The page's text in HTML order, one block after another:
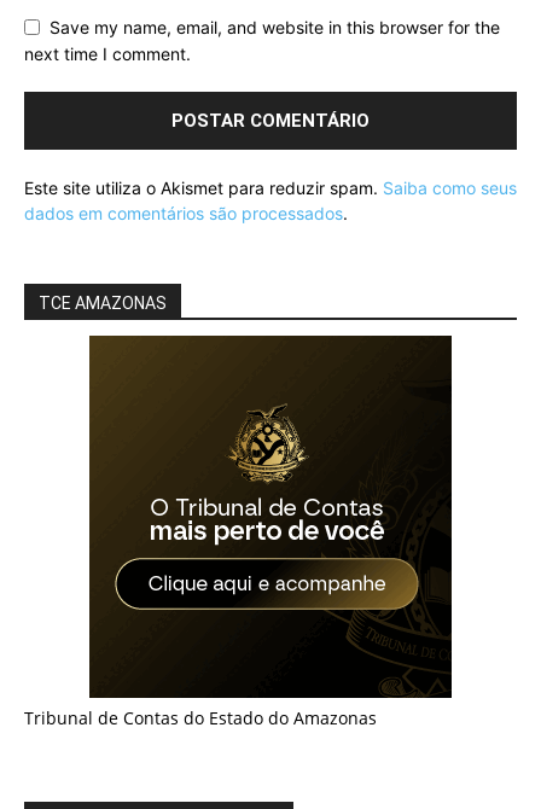
Save my name, email, and website in this browser for the
next time I comment.
Este site utiliza o Akismet para reduzir spam. Saiba como seus
dados em comentários são processados.
TCE AMAZONAS
Tribunal de Contas do Estado do Amazonas